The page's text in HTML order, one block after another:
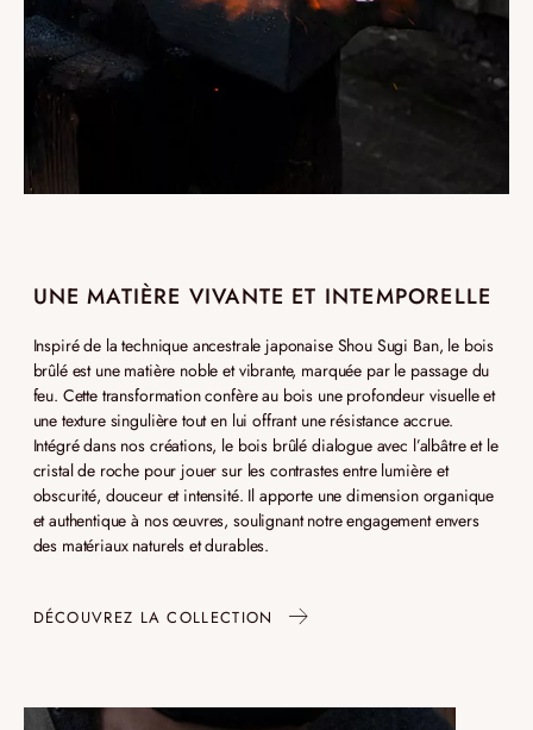
UNE MATIÈRE VIVANTE ET INTEMPORELLE
Inspiré de la technique ancestrale japonaise Shou Sugi Ban, le bois
brûlé est une matière noble et vibrante, marquée par le passage du
feu. Cette transformation confère au bois une profondeur visuelle et
une texture singulière tout en lui offrant une résistance accrue.
Intégré dans nos créations, le bois brûlé dialogue avec l’albâtre et le
cristal de roche pour jouer sur les contrastes entre lumière et
obscurité, douceur et intensité. Il apporte une dimension organique
et authentique à nos œuvres, soulignant notre engagement envers
des matériaux naturels et durables.
DÉCOUVREZ LA COLLECTION